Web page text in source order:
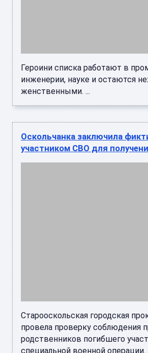
Героини списка работают в
инженерии, науке и остаются
женственными. ...
Оскольчанка заключила
участником СВО для
Старооскольская городская
провела проверку соблюдения
родственников погибшего
специальной военной операции.